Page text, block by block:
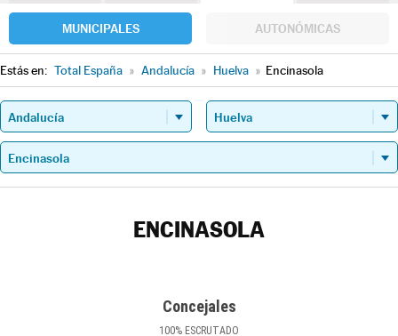
MUNICIPALES AUTONÓMICAS
Estás en: Total España » Andalucía » Huelva » Encinasola
ENCINASOLA
Concejales
100% ESCRUTADO